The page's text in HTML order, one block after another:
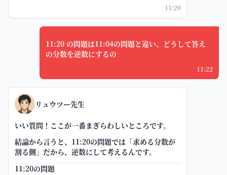
11:20
11:20 の問題は11:04の問題と違い、どうして答え
の分数を逆数にするの
11:22
リュウツー先生
いい質問！ここが一番まぎらわしいところです。
結論から言うと、 11:20の問題では「求める分数が
割る側」だから、逆数にして考えるんです。
11:20の問題